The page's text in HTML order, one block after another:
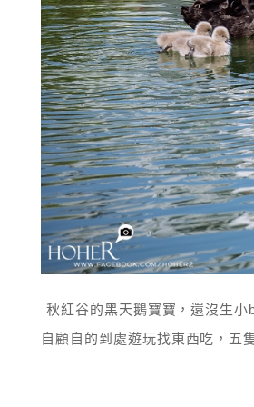
秋紅谷的黑天鵝寶寶，還沒生
自顧自的到處遊玩找東西吃，